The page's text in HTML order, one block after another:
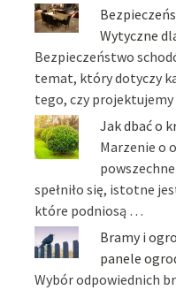
Wytyczne
Bezpieczeństwo
temat, który dotyczy
tego, czy
Jak dbać o
Marzenie o
spełniło się, istotne
które podniosą …
Bramy i
panele
Wybór odpowiednich